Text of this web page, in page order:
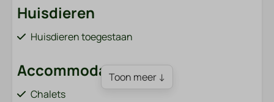
Huisdieren
Huisdieren toegestaan
Accommodatie soort
Chalets
Toon meer ↓